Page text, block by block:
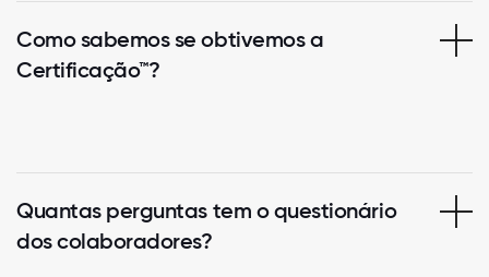
Como sabemos se obtivemos a
Certificação™?
Quantas perguntas tem o questionário
dos colaboradores?